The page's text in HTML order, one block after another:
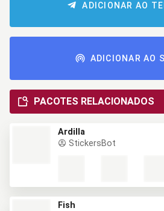
ADICIONAR AO
ADICIONAR AO
PACOTES RELACIONADOS
Ardilla
StickersBot
Fish